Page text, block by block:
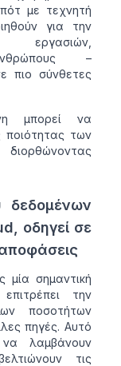
με τεχνητή
για την
εργασιών,
–
πιο σύνθετες
μπορεί να
ποιότητας των
δεδομένων
οδηγεί σε
μία σημαντική
την
ποσοτήτων
πηγές. Αυτό
να λαμβάνουν
τις